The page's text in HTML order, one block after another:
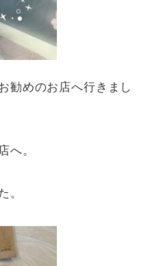
勧めのお店へ行きまし
へ。
。